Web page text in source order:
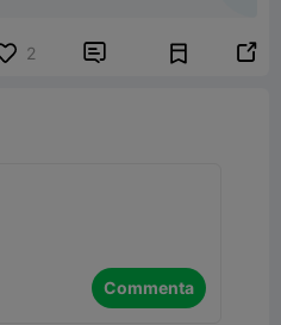
2  
Commenta